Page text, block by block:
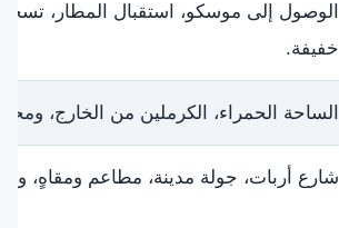
الوصول إلى موسكو، استقبال المطار،
خفيفة.
الساحة الحمراء، الكرملين من الخارج،
شارع أربات، جولة مدينة، مطاعم ومقاهٍ،